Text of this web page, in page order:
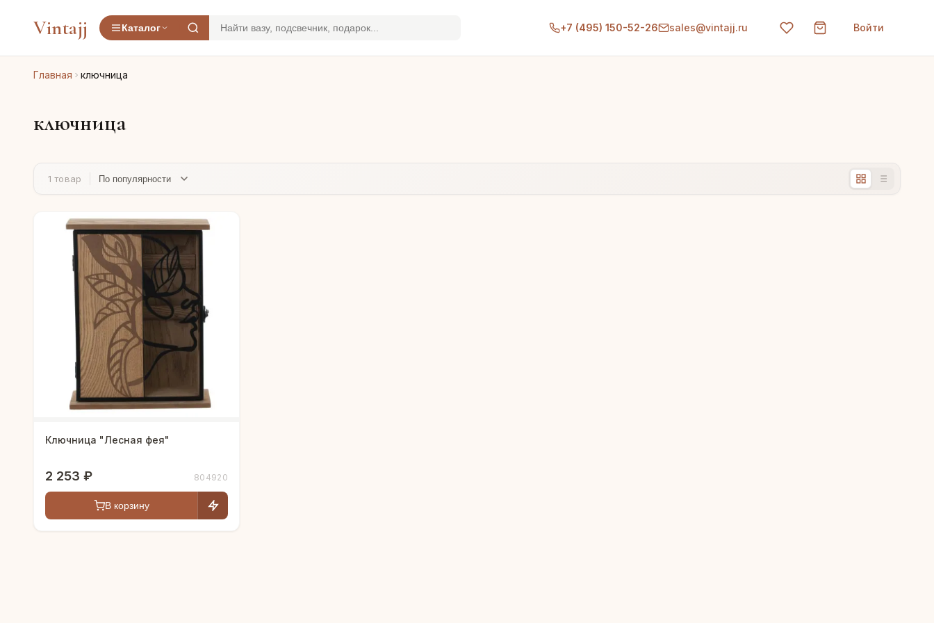
Vintajj Каталог +7 (495) 150-52-26 sales@vintajj.ru Войти
Главная ключница
ключница
1 товар
Ключница "Лесная фея"
2 253 ₽ 804920
В корзину